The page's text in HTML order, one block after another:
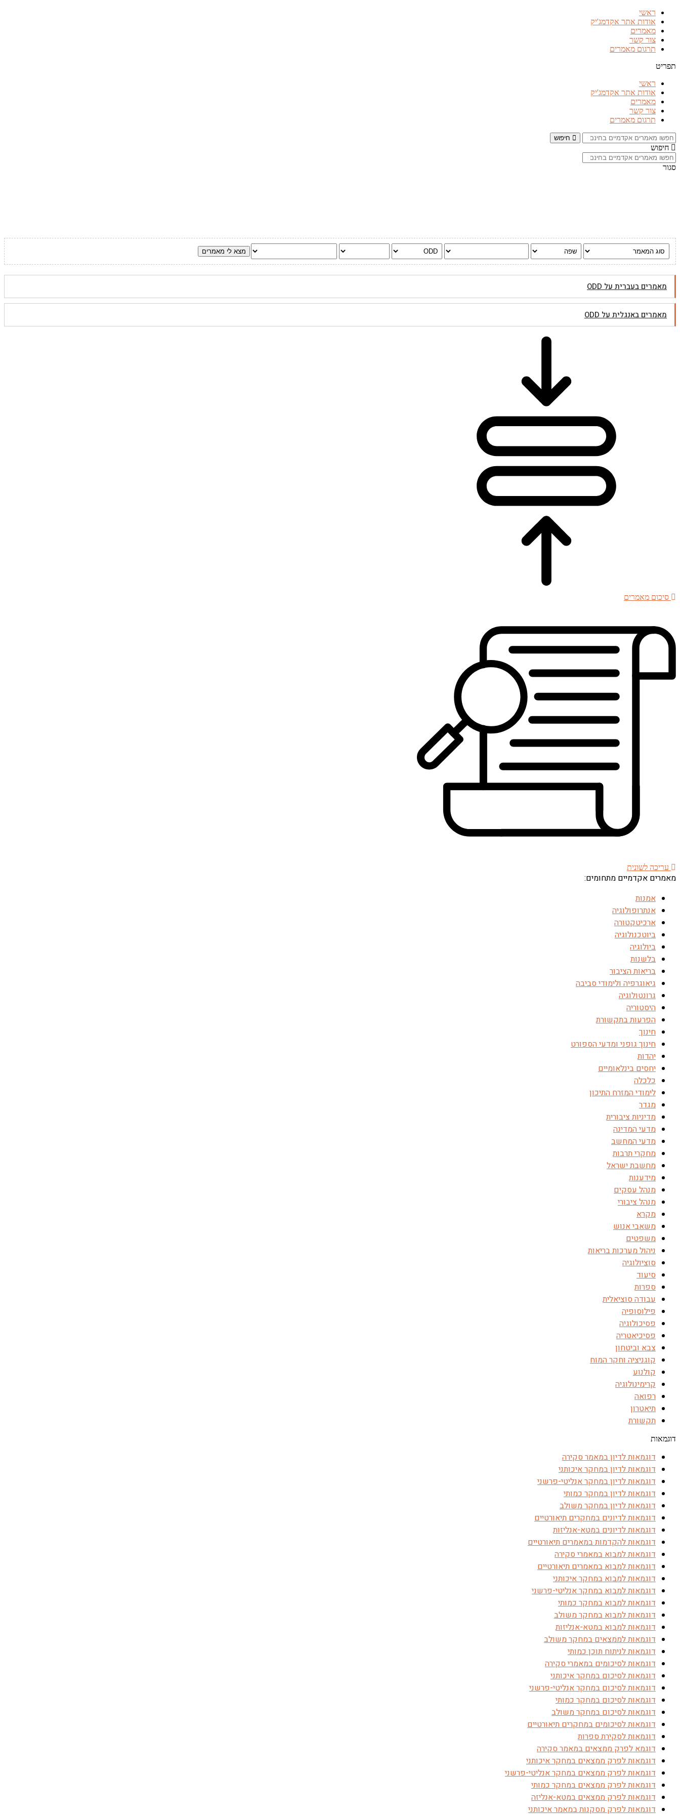
לתוכן
ראשי
אודות אתר אקדמג'יק
מאמרים
צור קשר
תרגום מאמרים
תפריט
ראשי
אודות אתר אקדמג'יק
מאמרים
צור קשר
תרגום מאמרים
חיפוש
חיפוש
סגור
מאמרים בעברית על ODD
מאמרים באנגלית על ODD
סיכום מאמרים
עריכה לשונית
מאמרים אקדמיים מתחומים:
אמנות
אנתרופולוגיה
ארכיטקטורה
ביוטכנולוגיה
ביולוגיה
בלשנות
בריאות הציבור
גיאוגרפיה ולימודי סביבה
גרונטולוגיה
היסטוריה
הפרעות בתקשורת
חינוך
חינוך גופני ומדעי הספורט
יהדות
יחסים בינלאומיים
כלכלה
לימודי המזרח התיכון
מגדר
מדיניות ציבורית
מדעי המדינה
מדעי המחשב
מחקרי תרבות
מחשבת ישראל
מידענות
מנהל עסקים
מנהל ציבורי
מקרא
משאבי אנוש
משפטים
ניהול מערכות בריאות
סוציולוגיה
סיעוד
ספרות
עבודה סוציאלית
פילוסופיה
פסיכולוגיה
פסיכיאטריה
צבא וביטחון
קוגניציה וחקר המוח
קולנוע
קרימינולוגיה
רפואה
תיאטרון
תקשורת
דוגמאות
דוגמאות לדיון במאמר סקירה
דוגמאות לדיון במחקר איכותני
דוגמאות לדיון במחקר אנליטי-פרשני
דוגמאות לדיון במחקר כמותי
דוגמאות לדיון במחקר משולב
דוגמאות לדיונים במחקרים תיאורטיים
דוגמאות לדיונים במטא-אנליזות
דוגמאות להקדמות במאמרים תיאורטיים
דוגמאות למבוא במאמרי סקירה
דוגמאות למבוא במאמרים תיאורטיים
דוגמאות למבוא במחקר איכותני
דוגמאות למבוא במחקר אנליטי-פרשני
דוגמאות למבוא במחקר כמותי
דוגמאות למבוא במחקר משולב
דוגמאות למבוא במטא-אנליזות
דוגמאות לממצאים במחקר משולב
דוגמאות לניתוח תוכן כמותי
דוגמאות לסיכומים במאמרי סקירה
דוגמאות לסיכום במחקר איכותני
דוגמאות לסיכום במחקר אנליטי-פרשני
דוגמאות לסיכום במחקר כמותי
דוגמאות לסיכום במחקר משולב
דוגמאות לסיכומים במחקרים תיאורטיים
דוגמאות לסקירת ספרות
דוגמא לפרק ממצאים במאמר סקירה
דוגמאות לפרק ממצאים במחקר איכותני
דוגמאות לפרק ממצאים במחקר אנליטי-פרשני
דוגמאות לפרק ממצאים במחקר כמותי
דוגמאות לפרק ממצאים במטא-אנליזה
דוגמאות לפרק מסקנות במאמר איכותני